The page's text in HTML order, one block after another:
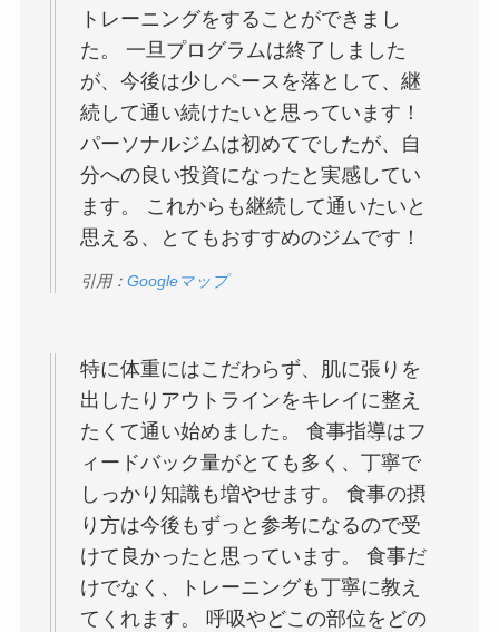
トレーニングをすることができまし
た。 一旦プログラムは終了しました
が、今後は少しペースを落として、継
続して通い続けたいと思っています！
パーソナルジムは初めてでしたが、自
分への良い投資になったと実感してい
ます。 これからも継続して通いたいと
思える、とてもおすすめのジムです！
引用： Googleマップ
特に体重にはこだわらず、肌に張りを
出したりアウトラインをキレイに整え
たくて通い始めました。 食事指導はフ
ィードバック量がとても多く、丁寧で
しっかり知識も増やせます。 食事の摂
り方は今後もずっと参考になるので受
けて良かったと思っています。 食事だ
けでなく、トレーニングも丁寧に教え
てくれます。 呼吸やどこの部位をどの